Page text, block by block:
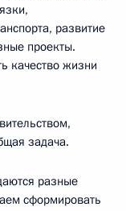
развитие
проекты.
качество жизни
задача.
разные
сформировать